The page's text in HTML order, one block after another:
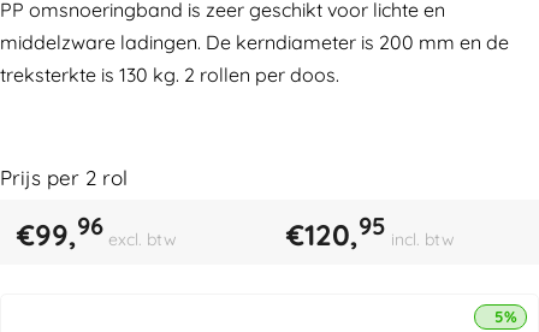
PP omsnoeringband is zeer geschikt voor lichte en
middelzware ladingen. De kerndiameter is 200 mm en de
treksterkte is 130 kg. 2 rollen per doos.
Prijs per 2 rol
€99,96 excl. btw €120,95 incl. btw
5%